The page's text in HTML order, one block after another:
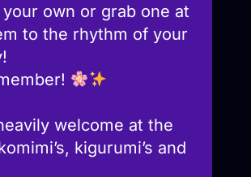
own or grab one at
to the rhythm of your
welcome at the
kigurumi’s and